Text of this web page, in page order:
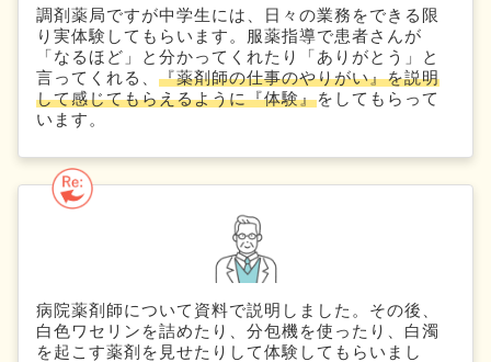
調剤薬局ですが中学生には、日々の業務をできる限
り実体験してもらいます。服薬指導で患者さんが
「なるほど」と分かってくれたり「ありがとう」と
言ってくれる、 『薬剤師の仕事のやりがい』を説明
して感じてもらえるように『体験』をしてもらって
います。
病院薬剤師について資料で説明しました。その後、
白色ワセリンを詰めたり、分包機を使ったり、白濁
を起こす薬剤を見せたりして体験してもらいまし